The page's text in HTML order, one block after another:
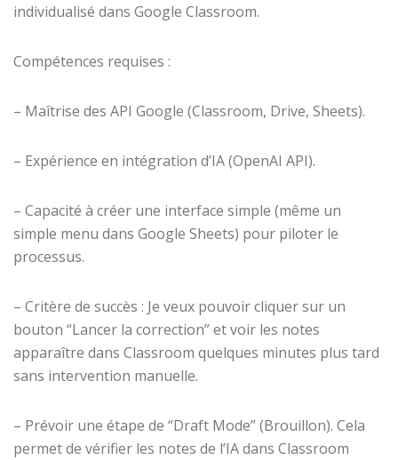
individualisé dans Google Classroom.
Compétences requises :
– Maîtrise des API Google (Classroom, Drive, Sheets).
– Expérience en intégration d’IA (OpenAI API).
– Capacité à créer une interface simple (même un
simple menu dans Google Sheets) pour piloter le
processus.
– Critère de succès : Je veux pouvoir cliquer sur un
bouton “Lancer la correction” et voir les notes
apparaître dans Classroom quelques minutes plus tard
sans intervention manuelle.
– Prévoir une étape de “Draft Mode” (Brouillon). Cela
permet de vérifier les notes de l’IA dans Classroom